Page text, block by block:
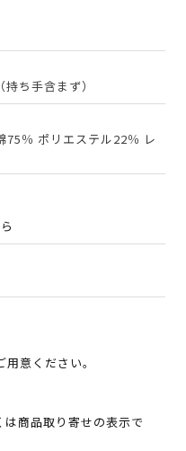
ち手含まず）
75％ ポリエステル22％ レ
意ください。
商品取り寄せの表示で